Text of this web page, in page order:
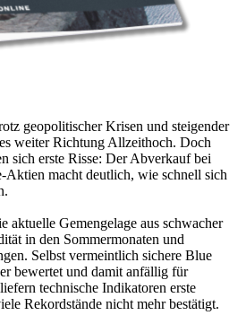
geopolitischer Krisen und steigender
weiter Richtung Allzeithoch. Doch
sich erste Risse: Der Abverkauf bei
macht deutlich, wie schnell sich
aktuelle Gemengelage aus schwacher
in den Sommermonaten und
Selbst vermeintlich sichere Blue
bewertet und damit anfällig für
technische Indikatoren erste
Rekordstände nicht mehr bestätigt.